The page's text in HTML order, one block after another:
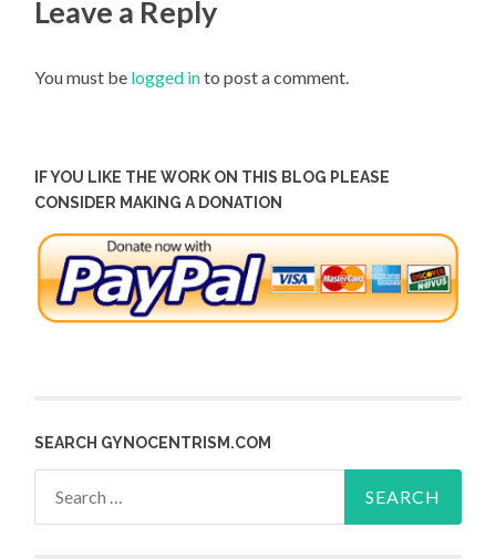
Leave a Reply
You must be logged into post a comment.
IF YOU LIKE THE WORK ON THIS BLOG PLEASE
CONSIDER MAKING A DONATION
SEARCH GYNOCENTRISM.COM